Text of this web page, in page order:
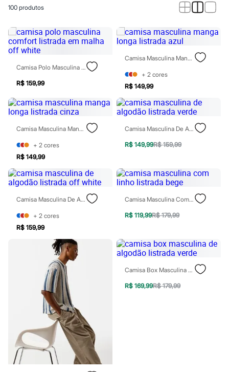
Casacos e Jaquetas
Macacões
Saias
Shorts e Bermudas
Vestidos
Acessórios
Bonés e Chapéus
Cintos
Óculos
Calçados
Botas
Chinelos
Rasteirinhas
Sandálias
Sapatilhas
Tênis
Marcas
City
Clock House
Mindset
Sawary
Moda esportiva
Shorts e Bermudas
Moda íntima
Cintas e Modeladores
Meias
Pijamas
Sutiãs e Tops
100 produtos
Camisa Polo Masculina Comfort Listrada Em Malha Off White
R$ 159,99
Camisa Masculina Manga Longa Listrada Azul
+ 2 cores
R$ 149,99
Camisa Masculina Manga Longa Listrada Cinza
+ 2 cores
R$ 149,99
Camisa Masculina De Algodão Listrada Verde
R$ 149,99R$ 159,99
Camisa Masculina De Algodão Listrada Off White
+ 2 cores
R$ 159,99
Camisa Masculina Com Linho Listrada Bege
R$ 119,99R$ 179,99
Camisa Box Masculina De Algodão Listrada Verde
R$ 169,99R$ 179,99